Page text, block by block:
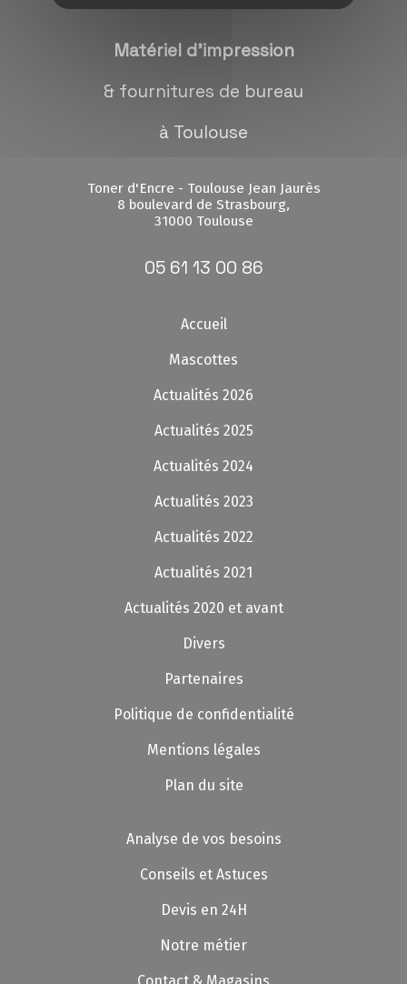
Matériel d'impression
& fournitures de bureau
à Toulouse
Toner d'Encre - Toulouse Jean Jaurès
8 boulevard de Strasbourg,
31000 Toulouse
05 61 13 00 86
Accueil
Mascottes
Actualités 2026
Actualités 2025
Actualités 2024
Actualités 2023
Actualités 2022
Actualités 2021
Actualités 2020 et avant
Divers
Partenaires
Politique de confidentialité
Mentions légales
Plan du site
Analyse de vos besoins
Conseils et Astuces
Devis en 24H
Notre métier
Contact & Magasins